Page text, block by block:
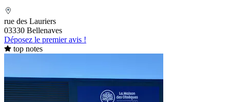
rue des Lauriers
03330 Bellenaves
Déposez le premier avis !
top notes